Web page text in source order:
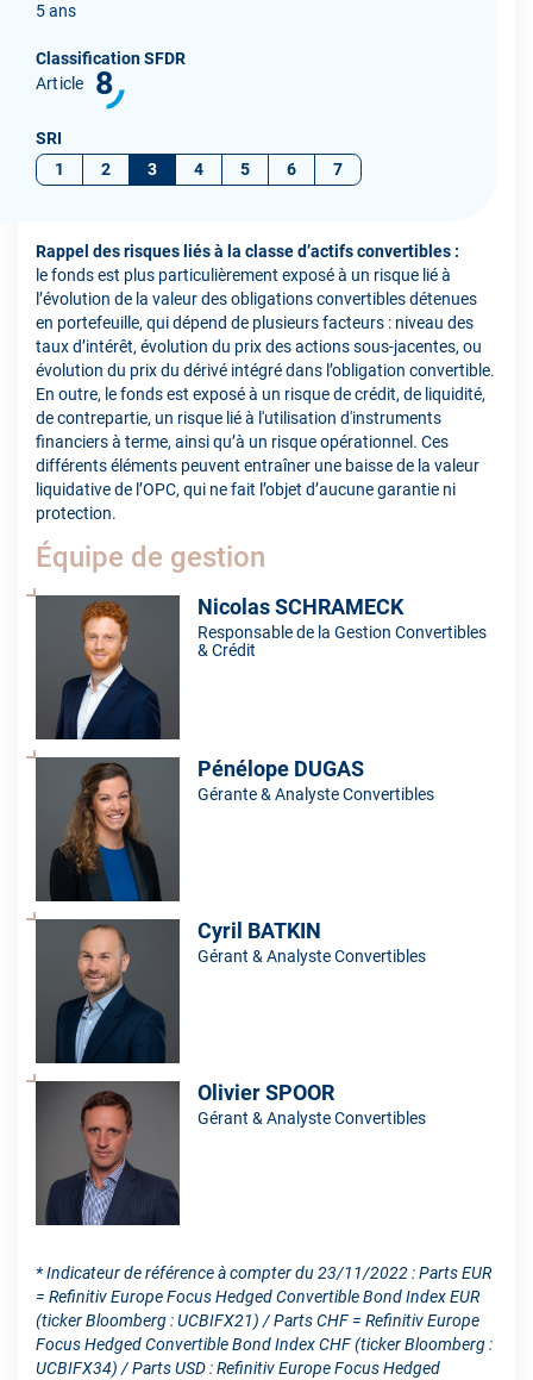
5 ans
Classification SFDR
Article
8
SRI
1
2 3 4 5 6 7
Rappel des risques liés à la classe d’actifs convertibles :
le fonds est plus particulièrement exposé à un risque lié à
l’évolution de la valeur des obligations convertibles détenues
en portefeuille, qui dépend de plusieurs facteurs : niveau des
taux d’intérêt, évolution du prix des actions sous-jacentes, ou
évolution du prix du dérivé intégré dans l’obligation convertible.
En outre, le fonds est exposé à un risque de crédit, de liquidité,
de contrepartie, un risque lié à l'utilisation d'instruments
financiers à terme, ainsi qu’à un risque opérationnel. Ces
différents éléments peuvent entraîner une baisse de la valeur
liquidative de l’OPC, qui ne fait l’objet d’aucune garantie ni
protection.
Équipe de gestion
Nicolas SCHRAMECK
Responsable de la Gestion Convertibles
& Crédit
Pénélope DUGAS
Gérante & Analyste Convertibles
Cyril BATKIN
Gérant & Analyste Convertibles
Olivier SPOOR
Gérant & Analyste Convertibles
* Indicateur de référence à compter du 23/11/2022 : Parts EUR
= Refinitiv Europe Focus Hedged Convertible Bond Index EUR
(ticker Bloomberg : UCBIFX21) / Parts CHF = Refinitiv Europe
Focus Hedged Convertible Bond Index CHF (ticker Bloomberg :
UCBIFX34) / Parts USD : Refinitiv Europe Focus Hedged